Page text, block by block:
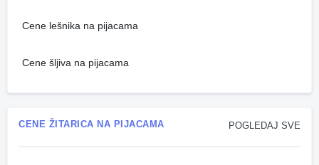
Cene lešnika na pijacama
Cene šljiva na pijacama
POGLEDAJ SVE
CENE ŽITARICA NA PIJACAMA